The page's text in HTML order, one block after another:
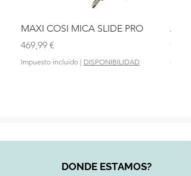
MAXI COSI MICA SLIDE PRO
Precio
469,99 €
Impuesto incluido | DISPONIBILIDAD
DONDE ESTAMOS?